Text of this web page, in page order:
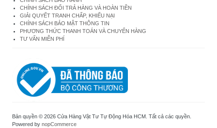
CHÍNH SÁCH ĐỔI TRẢ HÀNG VÀ HOÀN TIỀN
GIẢI QUYẾT TRANH CHẤP, KHIẾU NẠI
CHÍNH SÁCH BẢO MẬT THÔNG TIN
PHƯƠNG THỨC THANH TOÁN VÀ CHUYỂN HÀNG
TƯ VẤN MIỄN PHÍ
Bản quyền © 2026 Cửa Hàng Vật Tư Tự Động Hóa HCM. Tất cả các quyền.
Powered by nopCommerce